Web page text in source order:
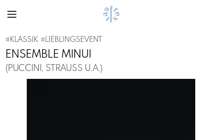
#KLASSIK #LIEBLINGSEVENT
ENSEMBLE MINUI
(PUCCINI, STRAUSS U.A.)